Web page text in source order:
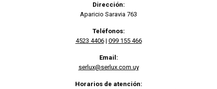
Dirección:
Aparicio Saravia 763
Teléfonos:
4523 4406| 099 155 466
Email:
serlux@serlux.com.uy
Horarios de atención: